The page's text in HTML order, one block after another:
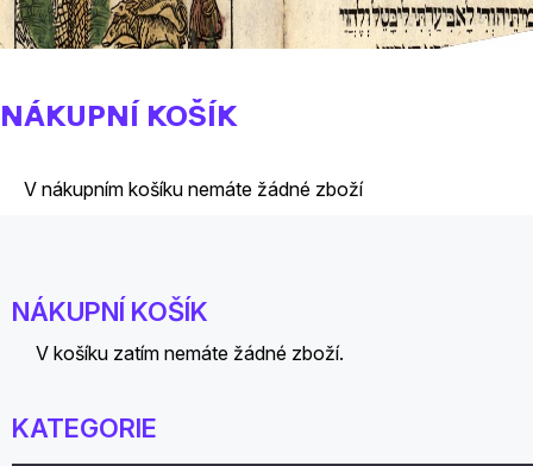
Objednávka musí mít minimální hodnotu 50
Kč
NÁKUPNÍ KOŠÍK
V nákupním košíku nemáte žádné zboží
NÁKUPNÍ KOŠÍK
V košíku zatím nemáte žádné zboží.
KATEGORIE